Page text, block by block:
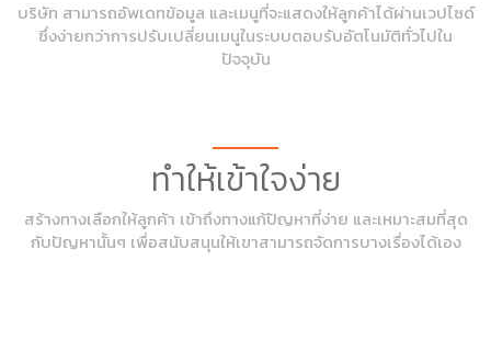
บริษัท สามารถอัพเดทข้อมูล และเมนูที่จะแสดงให้ลูกค้าได้ผ่านเวปไซด์
ซึ่งง่ายกว่าการปรับเปลี่ยนเมนูในระบบตอบรับอัตโนมัติทั่วไปใน
ปัจจุบัน
ทำให้เข้าใจง่าย
สร้างทางเลือกให้ลูกค้า เข้าถึงทางแก้ปัญหาที่ง่าย และเหมาะสมที่สุด
กับปัญหานั้นๆ เพื่อสนับสนุนให้เขาสามารถจัดการบางเรื่องได้เอง